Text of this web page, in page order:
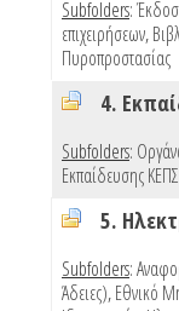
Subfolders:
επιχειρήσεων,
Πυροπροστασίας
4.
Subfolders:
Εκπαίδευσης ΚΕΠΣ
5.
Subfolders:
Άδειες),Εθνικό